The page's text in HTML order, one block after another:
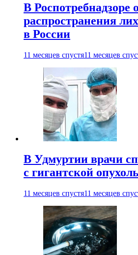
В Роспотребнадзоре
распространения
в России
11 месяцев спустя11 месяцев
В Удмуртии врачи
с гигантской
11 месяцев спустя11 месяцев